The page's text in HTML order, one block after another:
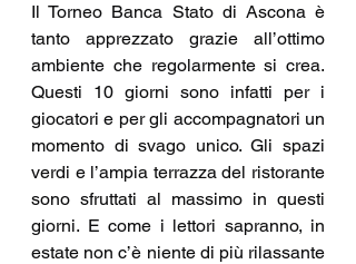
Il Torneo Banca Stato di Ascona è
tanto apprezzato grazie all’ottimo
ambiente che regolarmente si crea.
Questi 10 giorni sono infatti per i
giocatori e per gli accompagnatori un
momento di svago unico. Gli spazi
verdi e l’ampia terrazza del ristorante
sono sfruttati al massimo in questi
giorni. E come i lettori sapranno, in
estate non c’è niente di più rilassante